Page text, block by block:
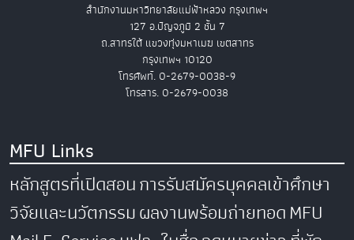
สำนักงานมหาวิทยาลัยแม่ฟ้าหลวง กรุงเทพฯ
127 อ.ปัญจภูมิ 2 ชั้น 7
ถ.สาทรใต้ แขวงทุ่งมหาเมฆ เขตสาทร
กรุงเทพฯ 10120
โทรศัพท์. 0-2679-0038-9
โทรสาร. 0-2679-0038
MFU Links
หลักสูตรที่เปิดสอนการรับสมัครบุคคลเข้าศึกษา
วิจัยและนวัตกรรมผลงานพร้อมถ่ายทอดMFU